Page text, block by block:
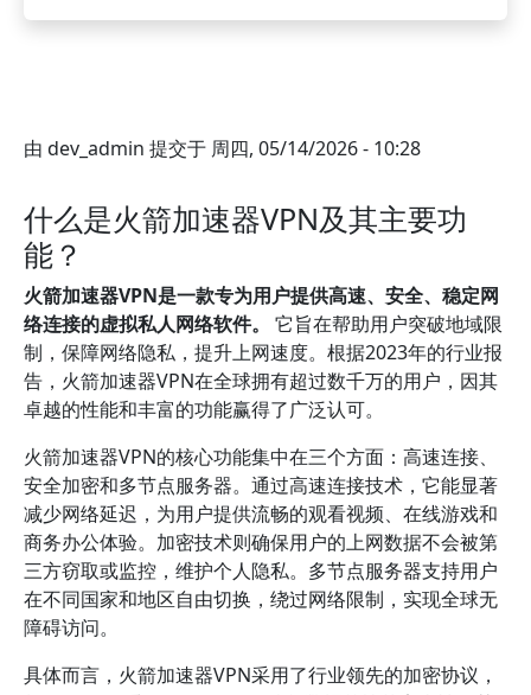
由 dev_admin 提交于 周四, 05/14/2026 - 10:28
什么是火箭加速器VPN及其主要功
能？
火箭加速器VPN是一款专为用户提供高速、安全、稳定网
络连接的虚拟私人网络软件。
它旨在帮助用户突破地域限
制，保障网络隐私，提升上网速度。根据2023年的行业报
告，火箭加速器VPN在全球拥有超过数千万的用户，因其
卓越的性能和丰富的功能赢得了广泛认可。
火箭加速器VPN的核心功能集中在三个方面：高速连接、
安全加密和多节点服务器。通过高速连接技术，它能显著
减少网络延迟，为用户提供流畅的观看视频、在线游戏和
商务办公体验。加密技术则确保用户的上网数据不会被第
三方窃取或监控，维护个人隐私。多节点服务器支持用户
在不同国家和地区自由切换，绕过网络限制，实现全球无
障碍访问。
具体而言，火箭加速器VPN采用了行业领先的加密协议，